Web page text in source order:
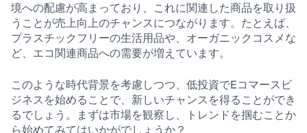
境への配慮が高まっており、これに関連した商品を取り扱
うことが売上向上のチャンスにつながります。たとえば、
プラスチックフリーの生活用品や、オーガニックコスメな
ど、エコ関連商品への需要が増えています。
このような時代背景を考慮しつつ、低投資でEコマースビ
ジネスを始めることで、新しいチャンスを得ることができ
るでしょう。まずは市場を観察し、トレンドを掴むことか
ら始めてみてはいかがでしょうか？